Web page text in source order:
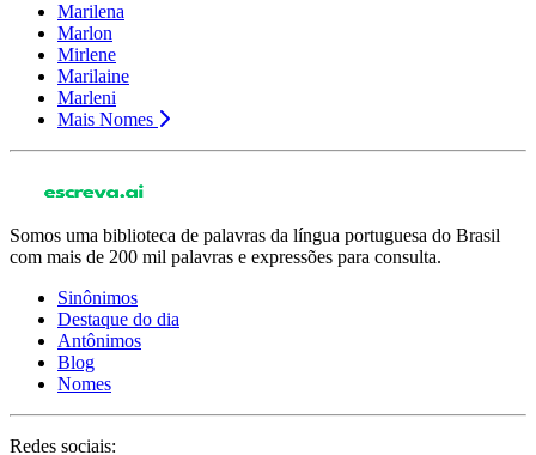
Marilena
Marlon
Mirlene
Marilaine
Marleni
Mais Nomes
Somos uma biblioteca de palavras da língua portuguesa do Brasil
com mais de 200 mil palavras e expressões para consulta.
Sinônimos
Destaque do dia
Antônimos
Blog
Nomes
Redes sociais: